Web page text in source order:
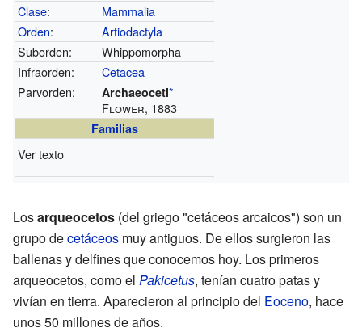
Clase:
Mammalia
Orden:
Artiodactyla
Suborden:
Whippomorpha
Infraorden:
Cetacea
Parvorden:
Archaeoceti*
Flower, 1883
Familias
Ver texto
Losarqueocetos (del griego "cetáceos arcaicos") son un
grupo decetáceos muy antiguos. De ellos surgieron las
ballenas y delfines que conocemos hoy. Los primeros
arqueocetos, como el Pakicetus, tenían cuatro patas y
vivían en tierra. Aparecieron al principio del Eoceno, hace
unos 50 millones de años.